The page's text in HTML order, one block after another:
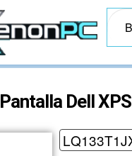
Pantalla Dell XPS